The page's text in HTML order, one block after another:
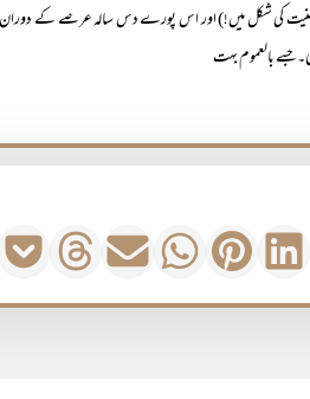
کی شکل میں!) اور اس پورے دس سالہ عرصے کے
جسے بالعموم بہت